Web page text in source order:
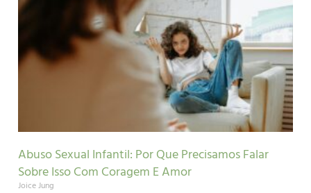
Abuso Sexual Infantil: Por Que Precisamos Falar
Sobre Isso Com Coragem E Amor
Joice Jung